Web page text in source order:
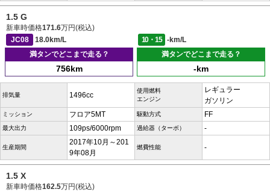
1.5 G
新車時価格171.6万円(税込)
JC08
18.0km/L 10・15
-km/L
満タンでどこまで走る？
756km
満タンでどこまで走る？
-km
排気量 1496cc
使用燃料
エンジン
レギュラー
ガソリン
ミッション フロア5MT 駆動方式 FF
最大出力 109ps/6000rpm 過給器（ターボ） -
生産期間
2017年10月～201
9年08月
燃費性能 -
1.5 X
新車時価格162.5万円(税込)